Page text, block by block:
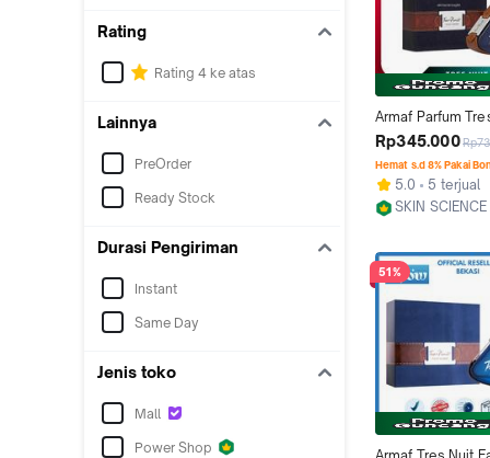
Rating
Rating 4 ke atas
Lainnya
PreOrder
Ready Stock
Durasi Pengiriman
Instant
Same Day
Jenis toko
Mall
Power Shop
Armaf Parfum
De Parfum 100 ML
Rp345.000
Hemat s.d 8% Pakai
5.0
5 terjual
SKIN SCIENCE
51%